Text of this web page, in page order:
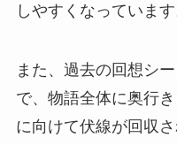
しやすくなっています
また、過去の回想シ
で、物語全体に奥行
に向けて伏線が回収